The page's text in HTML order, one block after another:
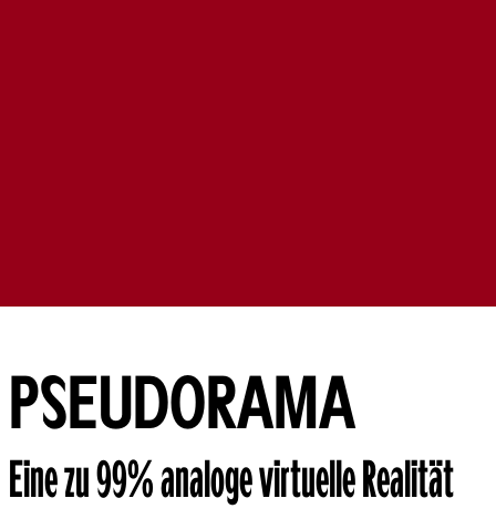
PSEUDORAMA
Back
Eine zu 99% analoge virtuelle Realität